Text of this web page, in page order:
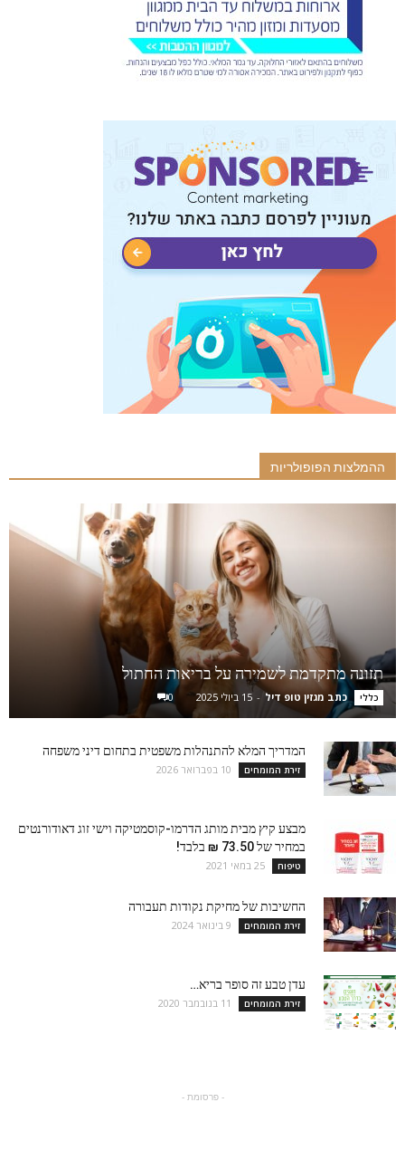
ההמלצות הפופולריות
תזונה מתקדמת לשמירה על בריאות החתול
כללי כתב מגזין טופ דיל - 15 ביולי 2025 0
המדריך המלא להתנהלות משפטית בתחום דיני משפחה
זירת המומחים 10 בפברואר 2026
מבצע קיץ מבית מותג הדרמו-קוסמטיקה וישי זוג דאודורנטים
במחיר של 73.50 ₪ בלבד!
טיפוח 25 במאי 2021
החשיבות של מחיקת נקודות תעבורה
זירת המומחים 9 בינואר 2024
עדן טבע זה סופר בריא…
זירת המומחים 11 בנובמבר 2020
- פרסומת -